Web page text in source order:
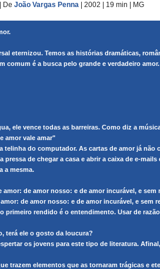
De João Vargas Penna | 2002 | 19 min MG
eternizou. Temos as histórias dramáticas,
comum é a busca pelo grande e verdadeiro amor.
ele vence todas as barreiras. Como diz a
amor vale amar"
do computador. As cartas de amor já não
de chegar a casa e abrir a caixa de e-mails
a mesma.
de amor nosso: e de amor incurável, e sem
de amor nosso: e de amor incurável, e sem
rendido é o entendimento. Usar de
terá ele o gosto da loucura?
os jovens para este tipo de literatura.
trazem elementos que as tornaram trágicas e